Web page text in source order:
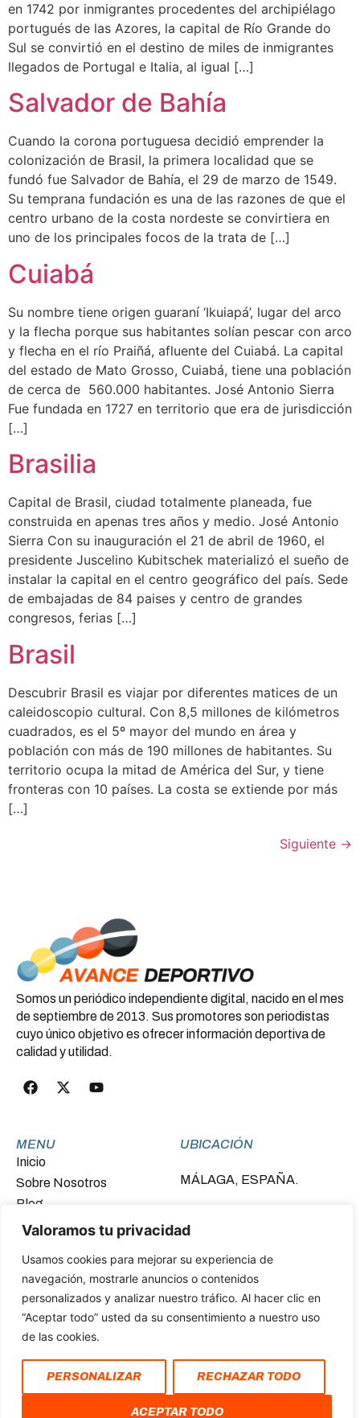
Valoramos tu privacidad
Usamos cookies para mejorar su experiencia de
navegación, mostrarle anuncios o contenidos
personalizados y analizar nuestro tráfico. Al hacer clic en
“Aceptar todo” usted da su consentimiento a nuestro uso
de las cookies.
PERSONALIZAR RECHAZAR TODO
ACEPTAR TODO
en 1742 por inmigrantes procedentes del archipiélago
portugués de las Azores, la capital de Río Grande do
Sul se convirtió en el destino de miles de inmigrantes
llegados de Portugal e Italia, al igual […]
Salvador de Bahía
Cuando la corona portuguesa decidió emprender la
colonización de Brasil, la primera localidad que se
fundó fue Salvador de Bahía, el 29 de marzo de 1549.
Su temprana fundación es una de las razones de que el
centro urbano de la costa nordeste se convirtiera en
uno de los principales focos de la trata de […]
Cuiabá
Su nombre tiene origen guaraní ‘Ikuiapá’, lugar del arco
y la flecha porque sus habitantes solían pescar con arco
y flecha en el río Praiñá, afluente del Cuiabá. La capital
del estado de Mato Grosso, Cuiabá, tiene una población
de cerca de 560.000 habitantes. José Antonio Sierra
Fue fundada en 1727 en territorio que era de jurisdicción
[…]
Brasilia
Capital de Brasil, ciudad totalmente planeada, fue
construida en apenas tres años y medio. José Antonio
Sierra Con su inauguración el 21 de abril de 1960, el
presidente Juscelino Kubitschek materializó el sueño de
instalar la capital en el centro geográfico del país. Sede
de embajadas de 84 paises y centro de grandes
congresos, ferias […]
Brasil
Descubrir Brasil es viajar por diferentes matices de un
caleidoscopio cultural. Con 8,5 millones de kilómetros
cuadrados, es el 5º mayor del mundo en área y
población con más de 190 millones de habitantes. Su
territorio ocupa la mitad de América del Sur, y tiene
fronteras con 10 países. La costa se extiende por más
[…]
Siguiente →
Somos un periódico independiente digital, nacido en el mes
de septiembre de 2013. Sus promotores son periodistas
cuyo único objetivo es ofrecer información deportiva de
calidad y utilidad.
MENU
Inicio
Sobre Nosotros
Blog
Contacto
UBICACIÓN
MÁLAGA, ESPAÑA.
FINANCIADO POR LA UNIÓN EUROPEA –
NEXTGENERATIONEU
Declaración de Accesibilidad